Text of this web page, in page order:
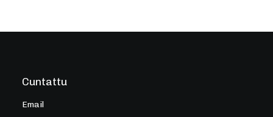
Cuntattu
Email